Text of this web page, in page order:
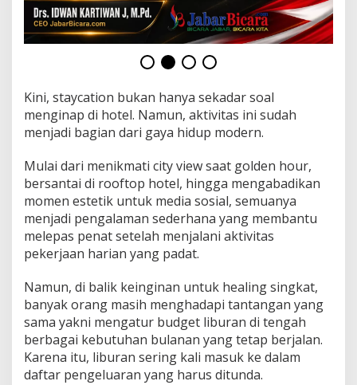
L
t
e
r
a
n
A
g
d
a
Kini, staycation bukan hanya sekadar soal
menginap di hotel. Namun, aktivitas ini sudah
menjadi bagian dari gaya hidup modern.
Mulai dari menikmati city view saat golden hour,
bersantai di rooftop hotel, hingga mengabadikan
momen estetik untuk media sosial, semuanya
menjadi pengalaman sederhana yang membantu
melepas penat setelah menjalani aktivitas
pekerjaan harian yang padat.
Namun, di balik keinginan untuk healing singkat,
banyak orang masih menghadapi tantangan yang
sama yakni mengatur budget liburan di tengah
berbagai kebutuhan bulanan yang tetap berjalan.
Karena itu, liburan sering kali masuk ke dalam
daftar pengeluaran yang harus ditunda.